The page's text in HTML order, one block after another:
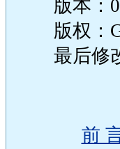
版本：
版权：
最后修
前